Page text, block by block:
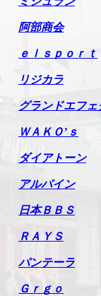
阿部商会
ｅｌｓｐｏｒｔ
リジカラ
グランドエフェ
ＷＡＫＯ’ｓ
ダイアトーン
アルパイン
日本ＢＢＳ
ＲＡＹＳ
パンテーラ
Ｇｒｇｏ